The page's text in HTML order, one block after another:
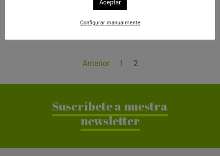
para vehículos eléctricos con energía solar
Anterior 1 2
Suscríbete a nuestra
newsletter
Aceptar
Configurar manualmente